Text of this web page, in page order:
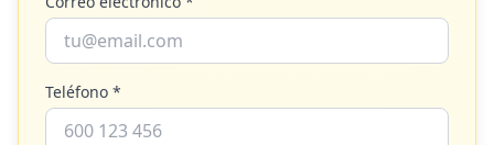
Teléfono *